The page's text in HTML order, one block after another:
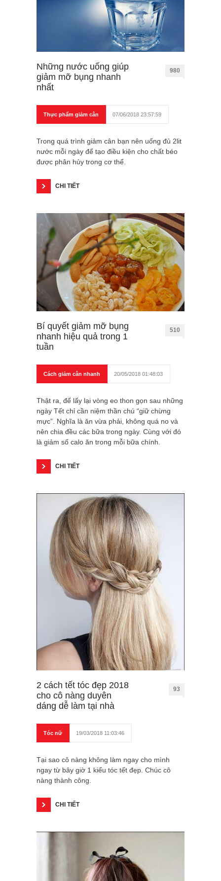
Những nước uống giúp
giảm mỡ bụng nhanh
nhất
980
Thực phẩm giảm cân 07/06/2018 23:57:59
Trong quá trình giảm cân bạn nên uống đủ 2lit
nước mỗi ngày để tạo điều kiện cho chất béo
được phân hủy trong cơ thể.
CHI TIẾT
Bí quyết giảm mỡ bụng
nhanh hiệu quả trong 1
tuần
510
Cách giảm cân nhanh 20/05/2018 01:48:03
Thật ra, để lấy lại vòng eo thon gọn sau những
ngày Tết chỉ cần niệm thần chú “giữ chừng
mực”. Nghĩa là ăn vừa phải, không quá no và
nên chia đều các bữa trong ngày. Cùng với đó
là giảm số calo ăn trong mỗi bữa chính.
CHI TIẾT
2 cách tết tóc đẹp 2018
cho cô nàng duyên
dáng dễ làm tại nhà
93
Tóc nữ 19/03/2018 11:03:46
Tại sao cô nàng không làm ngay cho mình
ngay từ bây giờ 1 kiểu tóc tết đẹp. Chúc cô
nàng thành công.
CHI TIẾT